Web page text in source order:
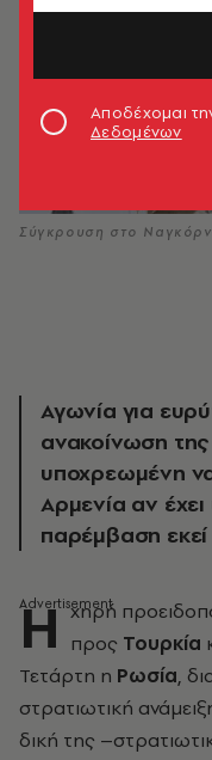
Σύγκρουση στο
Αγωνία για
ανακοίνωση
υποχρεωμένη
Αρμενία αν
παρέμβαση εκεί
Η χηρή
προς Τουρκία
Τετάρτη η Ρωσία,
στρατιωτική
δική της
Αποδέχομαι
Δεδομένων